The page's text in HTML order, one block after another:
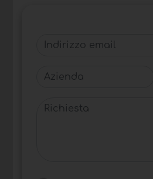
Indirizzo email
Azienda
Richiesta